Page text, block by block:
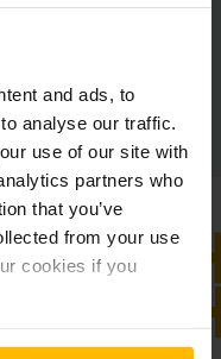
and ads, to
analyse our traffic.
use of our site with
partners who
that you’ve
from your use
cookies if you
relance: